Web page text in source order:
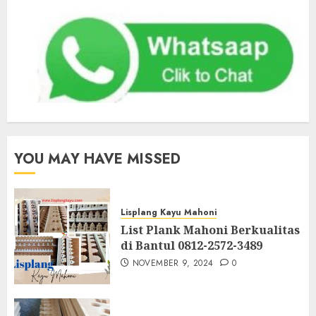
YOU MAY HAVE MISSED
Lisplang Kayu Mahoni
List Plank Mahoni Berkualitas
di Bantul 0812-2572-3489
NOVEMBER 9, 2024 0